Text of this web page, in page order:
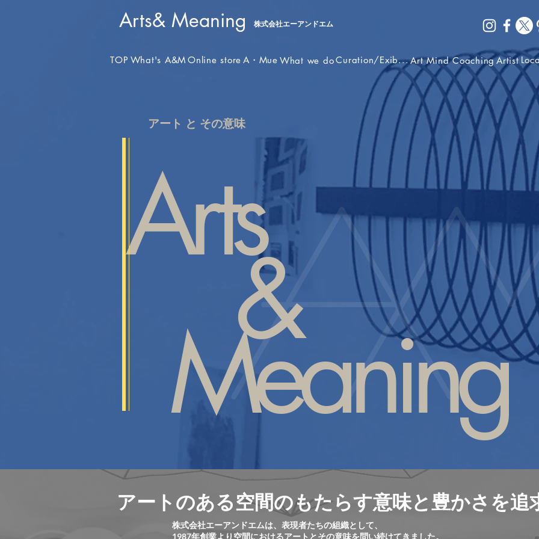
​Arts& Meaning 株式会社エーアンドエム
TOP What's A&M Online store A・Mue What we doCuration/Exib...Art Mind CoachingArtist
​アート と その意味
Arts
&
Meaning
アートのある空間のもたらす意味と豊かさを追
株式会社エーアンドエムは、表現者たちの組織として、
1987年創業より空間におけるアートとその意味を問い続けてきました。